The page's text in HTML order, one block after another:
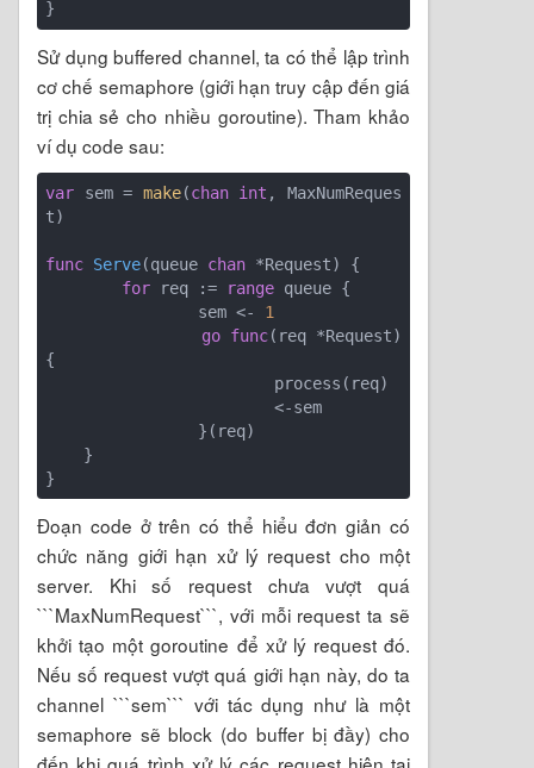
Sử dụng buffered channel, ta có thể lập trình
cơ chế semaphore (giới hạn truy cập đến giá
trị chia sẻ cho nhiều goroutine). Tham khảo
ví dụ code sau:
var sem = make(chan int , MaxNumReques
t)
func Serve(queue chan *Request)
{
for req := range queue {
                sem <-
1
go func(req *Request)
{
                        <-sem
Đoạn code ở trên có thể hiểu đơn giản có
chức năng giới hạn xử lý request cho một
server. Khi số request chưa vượt quá
```MaxNumRequest```, với mỗi request ta sẽ
khởi tạo một goroutine để xử lý request đó.
Nếu số request vượt quá giới hạn này, do ta
channel ```sem``` với tác dụng như là một
semaphore sẽ block (do buffer bị đầy) cho